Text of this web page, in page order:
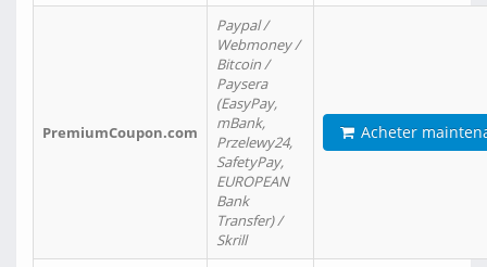
PremiumCoupon.com
Paypal /
Webmoney /
Bitcoin /
Paysera
(EasyPay,
mBank,
Przelewy24,
SafetyPay,
EUROPEAN
Bank
Transfer) /
Skrill
Acheter